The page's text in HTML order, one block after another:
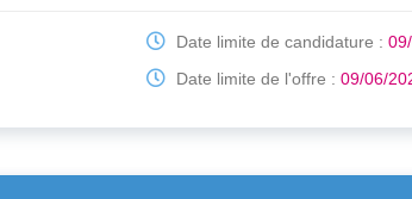
Date limite de candidature :
Date limite de l'offre : 09/06/